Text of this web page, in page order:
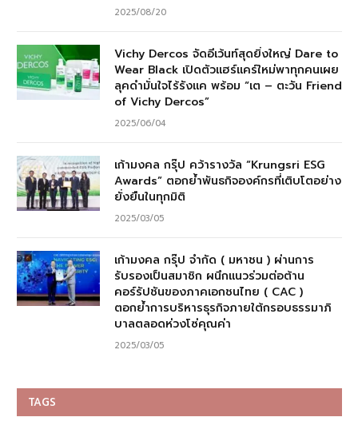
2025/08/20
Vichy Dercos จัดอีเว้นท์สุดยิ่งใหญ่ Dare to
Wear Black เปิดตัวแฮร์แคร์ใหม่พาทุกคนเผย
ลุคดำมั่นใจไร้รังแค พร้อม “เต – ตะวัน Friend
of Vichy Dercos”
2025/06/04
เก้ามงคล กรุ๊ป คว้ารางวัล “Krungsri ESG
Awards” ตอกย้ำพันธกิจองค์กรที่เติบโตอย่าง
ยั่งยืนในทุกมิติ
2025/03/05
เก้ามงคล กรุ๊ป จำกัด ( มหาชน ) ผ่านการ
รับรองเป็นสมาชิก ผนึกแนวร่วมต่อต้าน
คอร์รัปชันของภาคเอกชนไทย ( CAC )
ตอกย้ำการบริหารธุรกิจภายใต้กรอบธรรมาภิ
บาลตลอดห่วงโซ่คุณค่า
2025/03/05
TAGS